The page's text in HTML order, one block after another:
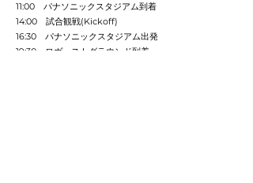
11:00 パナソニックスタジアム到着
14:00 試合観戦(Kickoff)
16:30 パナソニックスタジアム出発
19:30 ロヴェストグラウンド到着